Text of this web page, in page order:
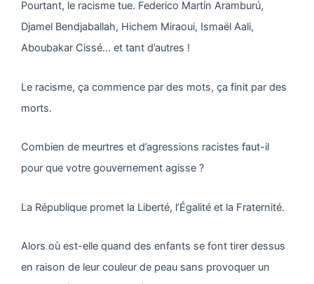
Pourtant, le racisme tue. Federico Martín Aramburú,
Djamel Bendjaballah, Hichem Miraoui, Ismaël Aali,
Aboubakar Cissé… et tant d’autres !
Le racisme, ça commence par des mots, ça finit par des
morts.
Combien de meurtres et d’agressions racistes faut-il
pour que votre gouvernement agisse ?
La République promet la Liberté, l’Égalité et la Fraternité.
Alors où est-elle quand des enfants se font tirer dessus
en raison de leur couleur de peau sans provoquer un